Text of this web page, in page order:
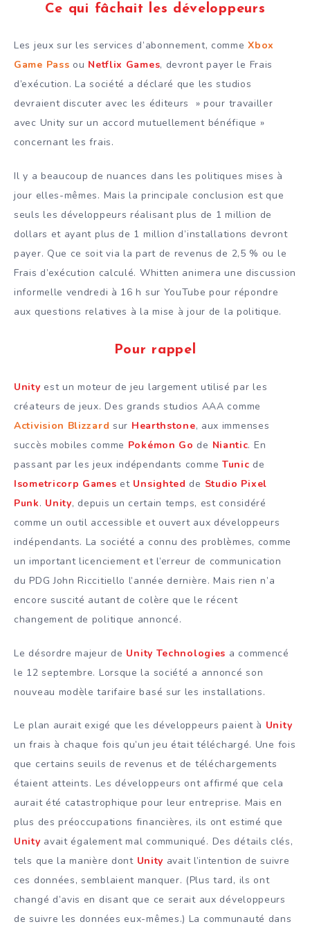
Ce qui fâchait les développeurs
Les jeux sur les services d’abonnement, commeXbox
Game Pass ou Netflix Games, devront payer le Frais
d’exécution. La société a déclaré que les studios
devraient discuter avec les éditeurs » pour travailler
avec Unity sur un accord mutuellement bénéfique »
concernant les frais.
Il y a beaucoup de nuances dans les politiques mises à
jour elles-mêmes. Mais la principale conclusion est que
seuls les développeurs réalisant plus de 1 million de
dollars et ayant plus de 1 million d’installations devront
payer. Que ce soit via la part de revenus de 2,5 % ou le
Frais d’exécution calculé. Whitten animera une discussion
informelle vendredi à 16 h sur YouTube pour répondre
aux questions relatives à la mise à jour de la politique.
Pour rappel
Unity est un moteur de jeu largement utilisé par les
créateurs de jeux. Des grands studios AAA comme
Activision Blizzard sur Hearthstone, aux immenses
succès mobiles comme Pokémon Go de Niantic. En
passant par les jeux indépendants comme Tunic de
Isometricorp Games et Unsighted de Studio Pixel
Punk. Unity, depuis un certain temps, est considéré
comme un outil accessible et ouvert aux développeurs
indépendants. La société a connu des problèmes, comme
un important licenciement et l’erreur de communication
du PDG John Riccitiello l’année dernière. Mais rien n’a
encore suscité autant de colère que le récent
changement de politique annoncé.
Le désordre majeur de Unity Technologies a commencé
le 12 septembre. Lorsque la société a annoncé son
nouveau modèle tarifaire basé sur les installations.
Le plan aurait exigé que les développeurs paient à Unity
un frais à chaque fois qu’un jeu était téléchargé. Une fois
que certains seuils de revenus et de téléchargements
étaient atteints. Les développeurs ont affirmé que cela
aurait été catastrophique pour leur entreprise. Mais en
plus des préoccupations financières, ils ont estimé que
Unity avait également mal communiqué. Des détails clés,
tels que la manière dont Unity avait l’intention de suivre
ces données, semblaient manquer. (Plus tard, ils ont
changé d’avis en disant que ce serait aux développeurs
de suivre les données eux-mêmes.) La communauté dans